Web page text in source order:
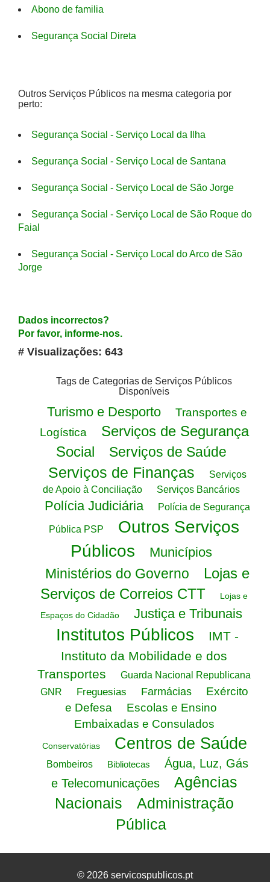
Abono de familia
Segurança Social Direta
Outros Serviços Públicos na mesma categoria por
perto:
Segurança Social - Serviço Local da Ilha
Segurança Social - Serviço Local de Santana
Segurança Social - Serviço Local de São Jorge
Segurança Social - Serviço Local de São Roque do
Faial
Segurança Social - Serviço Local do Arco de São
Jorge
Dados incorrectos?
Por favor, informe-nos.
# Visualizações: 643
Tags de Categorias de Serviços Públicos
Disponíveis
Turismo e Desporto
Transportes e
Logística
Serviços de Segurança
Social
Serviços de Saúde
Serviços de Finanças
Serviços
de Apoio à Conciliação
Serviços Bancários
Polícia Judiciária Polícia de Segurança
Pública PSP
Outros Serviços
Públicos
Municípios
Ministérios do Governo
Lojas e
Serviços de Correios CTT
Lojas e
Espaços do Cidadão
Justiça e Tribunais
Institutos Públicos
IMT -
Instituto da Mobilidade e dos
Transportes
Guarda Nacional Republicana
GNR
Freguesias Farmácias
Exército
e Defesa
Escolas e Ensino
Embaixadas e Consulados
Conservatórias Centros de Saúde
Bombeiros Bibliotecas
Água, Luz, Gás
e Telecomunicações
Agências
Nacionais
Administração
Pública
© 2026 servicospublicos.pt